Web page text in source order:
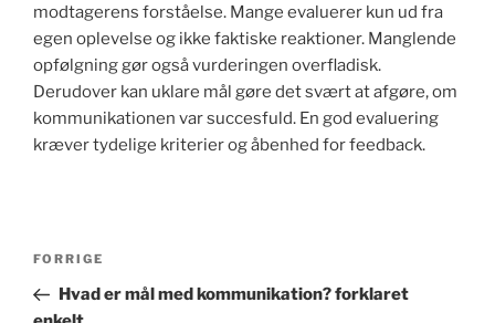
modtagerens forståelse. Mange evaluerer kun ud fra
egen oplevelse og ikke faktiske reaktioner. Manglende
opfølgning gør også vurderingen overfladisk.
Derudover kan uklare mål gøre det svært at afgøre, om
kommunikationen var succesfuld. En god evaluering
kræver tydelige kriterier og åbenhed for feedback.
Indlægsnavigation
Forrige
indlæg
FORRIGE
Hvad er mål med kommunikation? forklaret